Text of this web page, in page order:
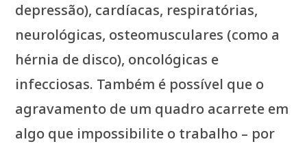
depressão), cardíacas, respiratórias,
neurológicas, osteomusculares (como a
hérnia de disco), oncológicas e
infecciosas. Também é possível que o
agravamento de um quadro acarrete em
algo que impossibilite o trabalho – por